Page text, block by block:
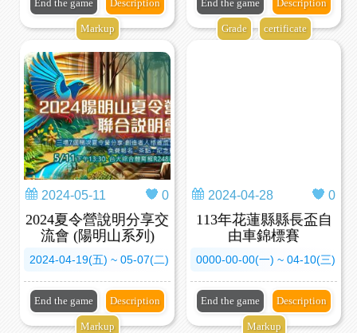
End the game Description
Markup
End the game Description
Grade certificate
2024-05-11 0
2024夏令營說明分享交
流會 (陽明山系列)
2024-04-19(五) ~ 05-07(二)
End the game Description
Markup
2024-04-28 0
113年花蓮縣縣長盃自
由車錦標賽
0000-00-00(一) ~ 04-10(三)
End the game Description
Markup